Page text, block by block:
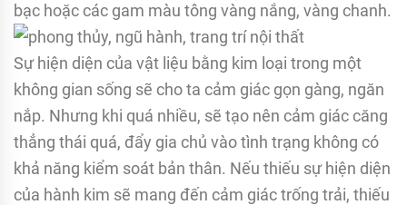
bạc hoặc các gam màu tông vàng nắng, vàng chanh.
Sự hiện diện của vật liệu bằng kim loại trong một
không gian sống sẽ cho ta cảm giác gọn gàng, ngăn
nắp. Nhưng khi quá nhiều, sẽ tạo nên cảm giác căng
thẳng thái quá, đẩy gia chủ vào tình trạng không có
khả năng kiểm soát bản thân. Nếu thiếu sự hiện diện
của hành kim sẽ mang đến cảm giác trống trải, thiếu